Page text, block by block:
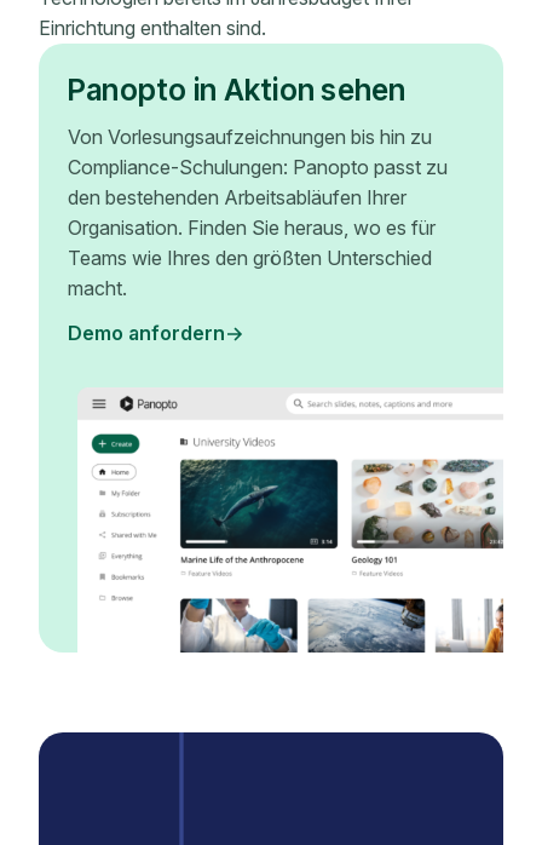
Einrichtung enthalten sind.
Panopto in Aktion sehen
Von Vorlesungsaufzeichnungen bis hin zu
Compliance-Schulungen: Panopto passt zu
den bestehenden Arbeitsabläufen Ihrer
Organisation. Finden Sie heraus, wo es für
Teams wie Ihres den größten Unterschied
macht.
Demo anfordern